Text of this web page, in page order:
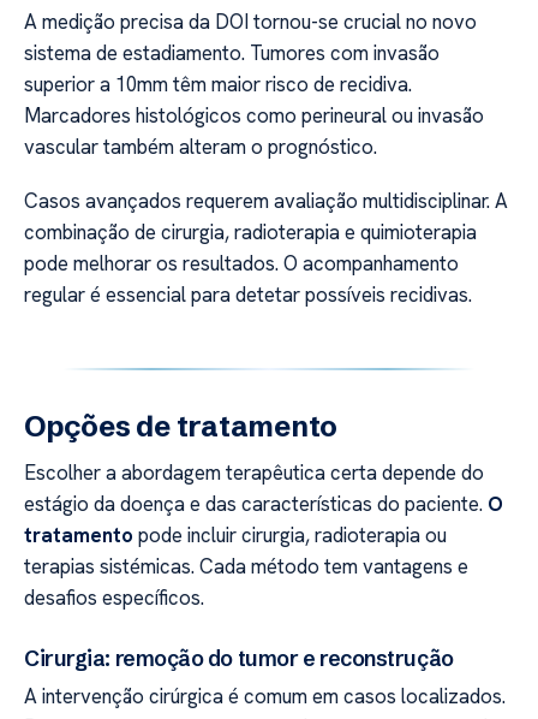
A medição precisa da DOI tornou-se crucial no novo
sistema de estadiamento. Tumores com invasão
superior a 10mm têm maior risco de recidiva.
Marcadores histológicos como perineural ou invasão
vascular também alteram o prognóstico.
Casos avançados requerem avaliação multidisciplinar. A
combinação de cirurgia, radioterapia e quimioterapia
pode melhorar os resultados. O acompanhamento
regular é essencial para detetar possíveis recidivas.
Opções de tratamento
Escolher a abordagem terapêutica certa depende do
estágio da doença e das características do paciente. O
tratamento pode incluir cirurgia, radioterapia ou
terapias sistémicas. Cada método tem vantagens e
desafios específicos.
Cirurgia: remoção do tumor e reconstrução
A intervenção cirúrgica é comum em casos localizados.